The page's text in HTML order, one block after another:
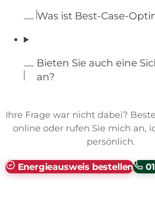
Was ist Best-Case-
Bieten Sie auch eine
an?
Ihre Frage war nicht dabei?
online oder rufen Sie mich an,
persönlich.
Energieausweis bestellen